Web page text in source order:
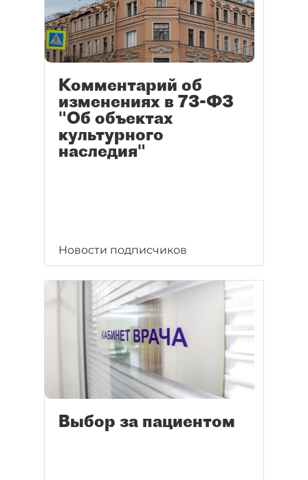
Комментарий об
изменениях в 73-ФЗ
"Об объектах
культурного
наследия"
Новости подписчиков
Выбор за пациентом